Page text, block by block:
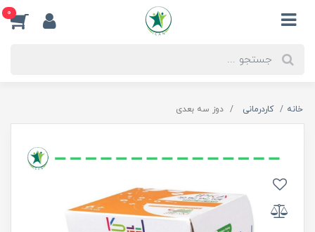
0
خانه کاردرمانی دوز سه بعدی